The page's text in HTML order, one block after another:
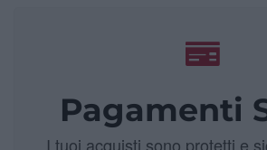
Pagamenti
I tuoi acquisti sono protetti e